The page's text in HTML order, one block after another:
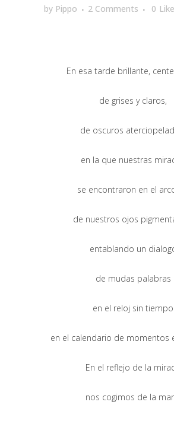
by Pippo 2 Comments 0
En esa tarde brillante,
de grises y claros,
de oscuros
en la que nuestras
se encontraron en el
de nuestros ojos
entablando un
de mudas palabras
en el reloj sin tiempo
en el calendario de momentos
En el reflejo de la
nos cogimos de la